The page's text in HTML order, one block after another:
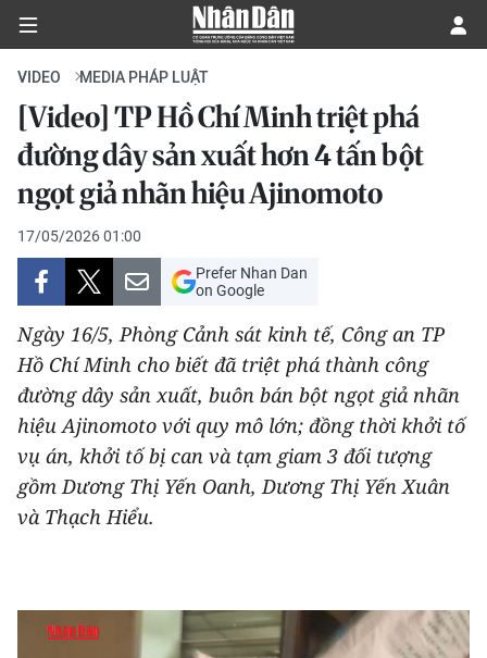
CHÍNH TRỊ
KINH TẾ
VĂN HÓA
XÃ HỘI
PHÁP LUẬT
DU LỊCH
THẾ GIỚI
THỂ THAO
Y TẾ
VIDEO MEDIA PHÁP LUẬT
[Video] TP Hồ Chí Minh triệt phá
đường dây sản xuất hơn 4 tấn bột
ngọt giả nhãn hiệu Ajinomoto
17/05/2026 01:00
Prefer Nhan Dan
on Google
Ngày 16/5, Phòng Cảnh sát kinh tế, Công an TP
Hồ Chí Minh cho biết đã triệt phá thành công
đường dây sản xuất, buôn bán bột ngọt giả nhãn
hiệu Ajinomoto với quy mô lớn; đồng thời khởi tố
vụ án, khởi tố bị can và tạm giam 3 đối tượng
gồm Dương Thị Yến Oanh, Dương Thị Yến Xuân
và Thạch Hiểu.